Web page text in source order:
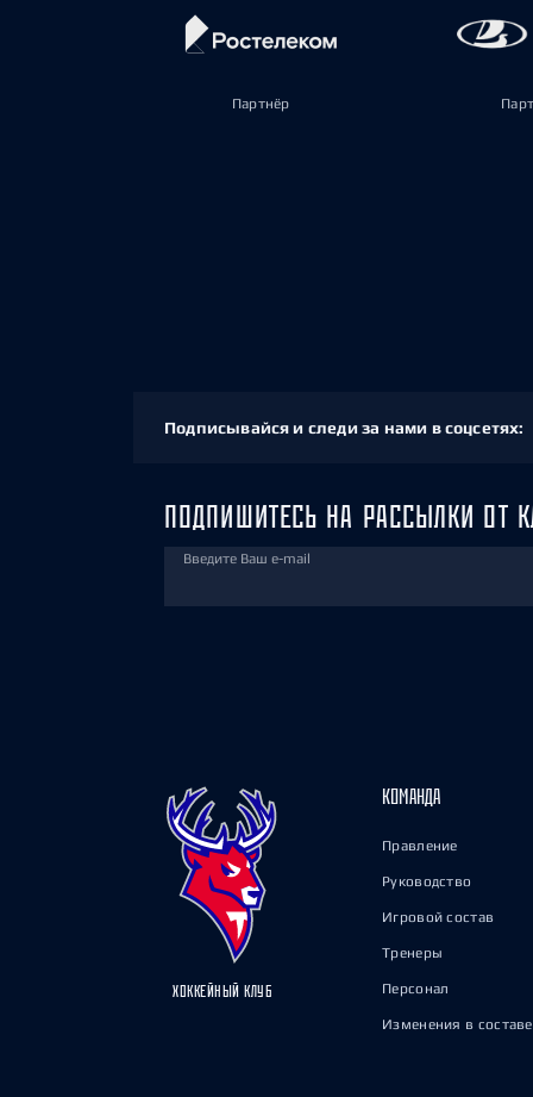
Партнёр
Подписывайся и следи за нами в соцсетях:
ПОДПИШИТЕСЬ НА РАССЫЛКИ ОТ
Введите Ваш e-mail
ХОККЕЙНЫЙ КЛУБ
КОМАНДА
Правление
Руководство
Игровой состав
Тренеры
Персонал
Изменения в составе